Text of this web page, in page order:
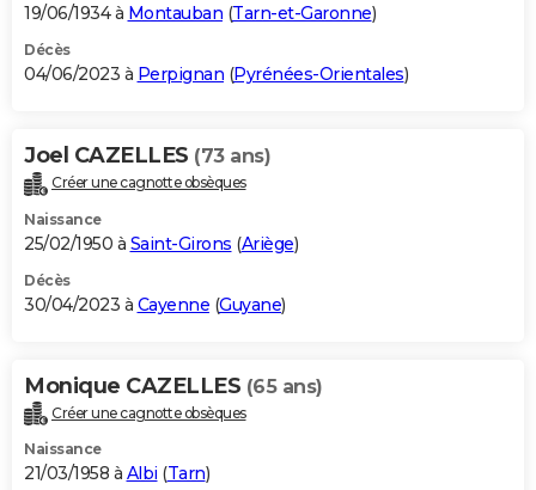
19/06/1934 à Montauban (Tarn-et-Garonne)
Décès
04/06/2023 à Perpignan (Pyrénées-Orientales)
Joel CAZELLES (73 ans)
Créer une cagnotte obsèques
Naissance
25/02/1950 à Saint-Girons (Ariège)
Décès
30/04/2023 à Cayenne (Guyane)
Monique CAZELLES (65 ans)
Créer une cagnotte obsèques
Naissance
21/03/1958 à Albi (Tarn)